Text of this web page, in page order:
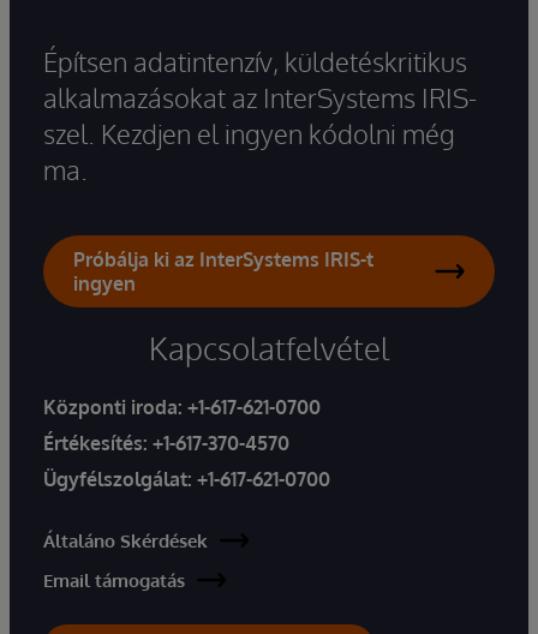
Építsen adatintenzív, küldetéskritikus
alkalmazásokat az InterSystems IRIS-
szel. Kezdjen el ingyen kódolni még
ma.
Próbálja ki az InterSystems IRIS-t
ingyen
Kapcsolatfelvétel
Központi iroda: +1-617-621-0700
Értékesítés: +1-617-370-4570
Ügyfélszolgálat: +1-617-621-0700
Általáno Skérdések
Email támogatás